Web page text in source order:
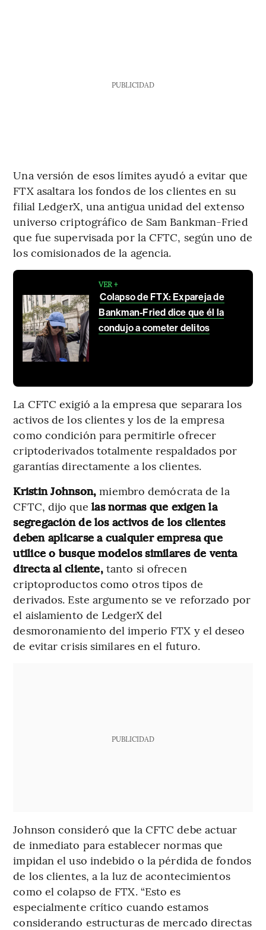
PUBLICIDAD
Una versión de esos límites ayudó a evitar que
FTX asaltara los fondos de los clientes en su
filial LedgerX, una antigua unidad del extenso
universo criptográfico de Sam Bankman-Fried
que fue supervisada por la CFTC, según uno de
los comisionados de la agencia.
VER +
Colapso de FTX: Expareja de
Bankman-Fried dice que él la
condujo a cometer delitos
La CFTC exigió a la empresa que separara los
activos de los clientes y los de la empresa
como condición para permitirle ofrecer
criptoderivados totalmente respaldados por
garantías directamente a los clientes.
Kristin Johnson, miembro demócrata de la
CFTC, dijo que las normas que exigen la
segregación de los activos de los clientes
deben aplicarse a cualquier empresa que
utilice o busque modelos similares de venta
directa al cliente,tanto si ofrecen
criptoproductos como otros tipos de
derivados. Este argumento se ve reforzado por
el aislamiento de LedgerX del
desmoronamiento del imperio FTX y el deseo
de evitar crisis similares en el futuro.
PUBLICIDAD
Johnson consideró que la CFTC debe actuar
de inmediato para establecer normas que
impidan el uso indebido o la pérdida de fondos
de los clientes, a la luz de acontecimientos
como el colapso de FTX. “Esto es
especialmente crítico cuando estamos
considerando estructuras de mercado directas